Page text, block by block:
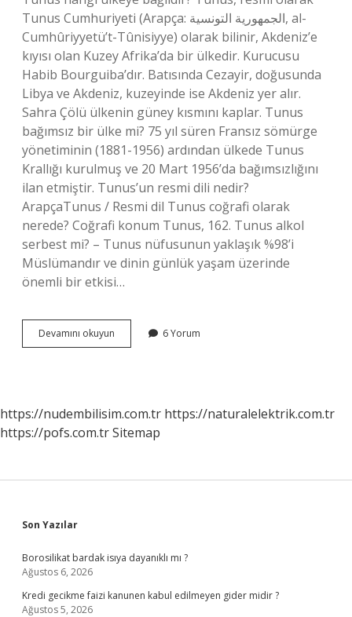
Tunus Cumhuriyeti (Arapça: الجمهورية التونسية, al-
Cumhûriyyetü’t-Tûnisiyye) olarak bilinir, Akdeniz’e
kıyısı olan Kuzey Afrika’da bir ülkedir. Kurucusu
Habib Bourguiba’dır. Batısında Cezayir, doğusunda
Libya ve Akdeniz, kuzeyinde ise Akdeniz yer alır.
Sahra Çölü ülkenin güney kısmını kaplar. Tunus
bağımsız bir ülke mi? 75 yıl süren Fransız sömürge
yönetiminin (1881-1956) ardından ülkede Tunus
Krallığı kurulmuş ve 20 Mart 1956’da bağımsızlığını
ilan etmiştir. Tunus’un resmi dili nedir?
ArapçaTunus / Resmi dil Tunus coğrafi olarak
nerede? Coğrafi konum Tunus, 162. Tunus alkol
serbest mi? – Tunus nüfusunun yaklaşık %98’i
Müslümandır ve dinin günlük yaşam üzerinde
önemli bir etkisi…
Devamını okuyun
Hangi
6 Yorum
https://nudembilisim.com.tr https://naturalelektrik.com.tr
https://pofs.com.trSitemap
Sidebar
Son Yazılar
Borosilikat bardak isıya dayanıklı mı ?
Ağustos 6, 2026
Kredi gecikme faizi kanunen kabul edilmeyen gider midir ?
Ağustos 5, 2026